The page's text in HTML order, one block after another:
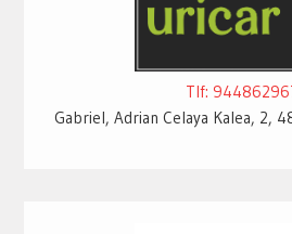
Tlf:
Gabriel, Adrian Celaya Kalea, 2,